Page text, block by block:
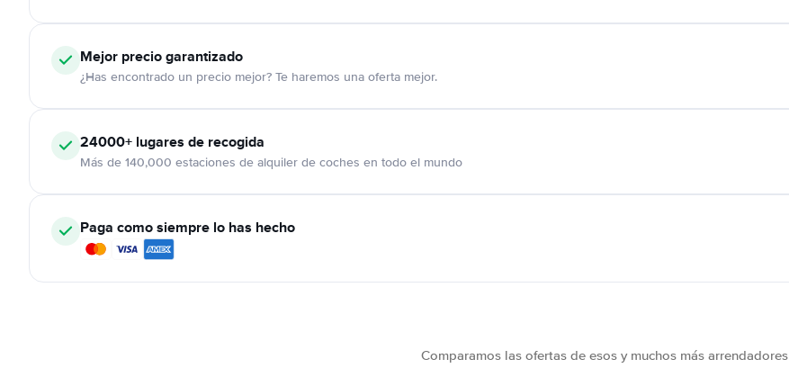
Mejor precio garantizado
¿Has encontrado un precio mejor? Te haremos una oferta mejor.
24000+ lugares de recogida
Más de 140,000 estaciones de alquiler de coches en todo el mundo
Paga como siempre lo has hecho
Comparamos las ofertas de esos y muchos más arrendadores